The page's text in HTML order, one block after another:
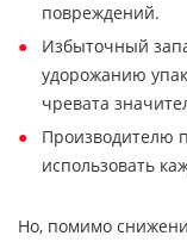
повреждений.
Избыточный
удорожанию
чревата
Производителю
использовать
Но, помимо